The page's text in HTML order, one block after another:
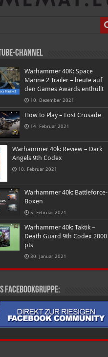
Channel
Warhammer 40K: Space
Marine 2 Trailer – heute auf
den Games Awards enthüllt
10. Dezember 2021
How to Play – Lost Crusade
14. Februar 2021
Warhammer 40k: Review – Dark
Angels 9th Codex
10. Februar 2021
Warhammer 40k: Battleforce-
Boxen
5. Februar 2021
Warhammer 40k: Taktik –
Death Guard 9th Codex 2000
pts
30. Januar 2021
Facebookgruppe: